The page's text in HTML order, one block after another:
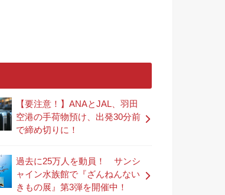
【要注意！】ANAとJAL、羽田
空港の手荷物預け、出発30分前
で締め切りに！
過去に25万人を動員！ サンシ
ャイン水族館で『ざんねんない
きもの展』第3弾を開催中！